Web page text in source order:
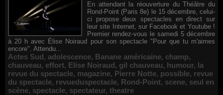
En attendant la réouverture du Théâtre du
Rond-Point (Paris 8e) le 15 décembre, celui-
ci propose deux spectacles en direct sur
leur site Internet, sur Facebook et Youtube !
Premier rendez-vous le samedi 5 décembre
à 20 h avec Élise Noiraud pour son spectacle "Pour que tu m'aimes
encore". Attendu...
Actes Sud, adolescence, Banane américaine, champ,
chauveau, effort, Elise Noiraud, gil chauveau, humour, la
revue du spectacle, magazine, Pierre Notte, possible, revue
du spectacle, revueduspectacle, Rond-Point, scene, seul en
scène, spectacle, spectateur, theatre